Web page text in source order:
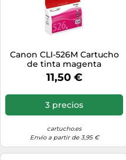
Canon CLI-526M Cartucho
de tinta magenta
11,50 €
3 precios
cartucho.es
Envío a partir de 3,95 €